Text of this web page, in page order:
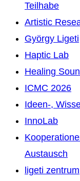
Teilhabe
Artistic
György Ligeti
Haptic Lab
Healing
ICMC 2026
Ideen-,
InnoLab
Austausch
ligeti zentrum